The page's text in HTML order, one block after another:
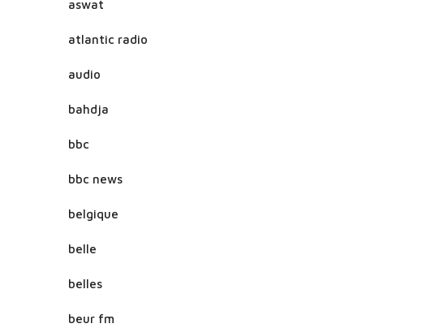
aswat
atlantic radio
audio
bahdja
bbc
bbc news
belgique
belle
belles
beur fm